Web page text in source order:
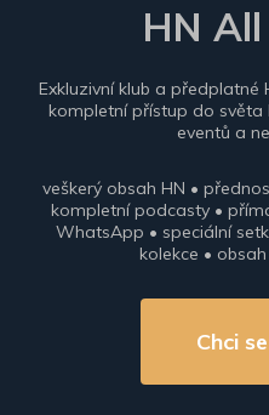
HN
Exkluzivní klub a předplatné
kompletní přístup do světa
eventů a
veškerý obsah HN •
kompletní podcasty •
WhatsApp • speciální
kolekce •
Chci